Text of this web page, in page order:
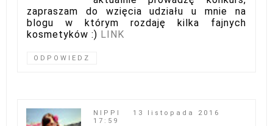
zapraszam do wzięcia udziału u mnie na
blogu w którym rozdaję kilka fajnych
kosmetyków :) LINK
ODPOWIEDZ
NIPPI
13 listopada 2016
17:59